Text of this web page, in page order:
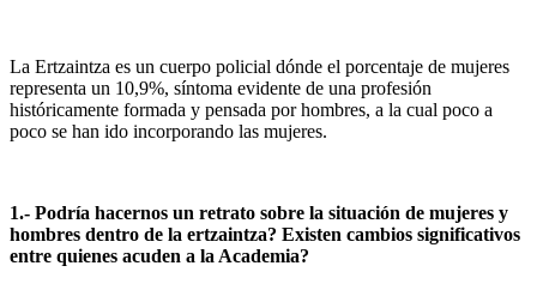
La Ertzaintza es un cuerpo policial dónde el porcentaje de mujeres
representa un 10,9%, síntoma evidente de una profesión
históricamente formada y pensada por hombres, a la cual poco a
poco se han ido incorporando las mujeres.
1.- Podría hacernos un retrato sobre la situación de mujeres y
hombres dentro de la ertzaintza? Existen cambios significativos
entre quienes acuden a la Academia?